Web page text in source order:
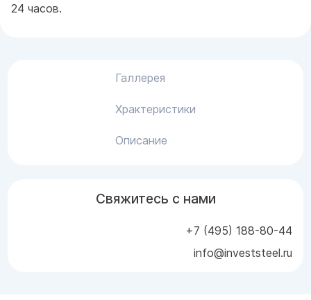
24 часов.
Галлерея
Храктеристики
Описание
Свяжитесь с нами
+7 (495) 188-80-44
info@investsteel.ru